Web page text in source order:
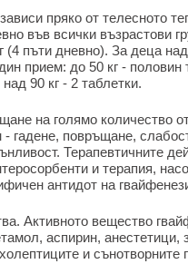
пряко от телесното
във всички възрастови
(4 пъти дневно). За деца
прием: до 50 кг - половин
90 кг - 2 таблетки.
на голямо количество
гадене, повръщане,
Терапевтичните
и терапия,
антидот на
Активното вещество
аспирин, анестетици,
и